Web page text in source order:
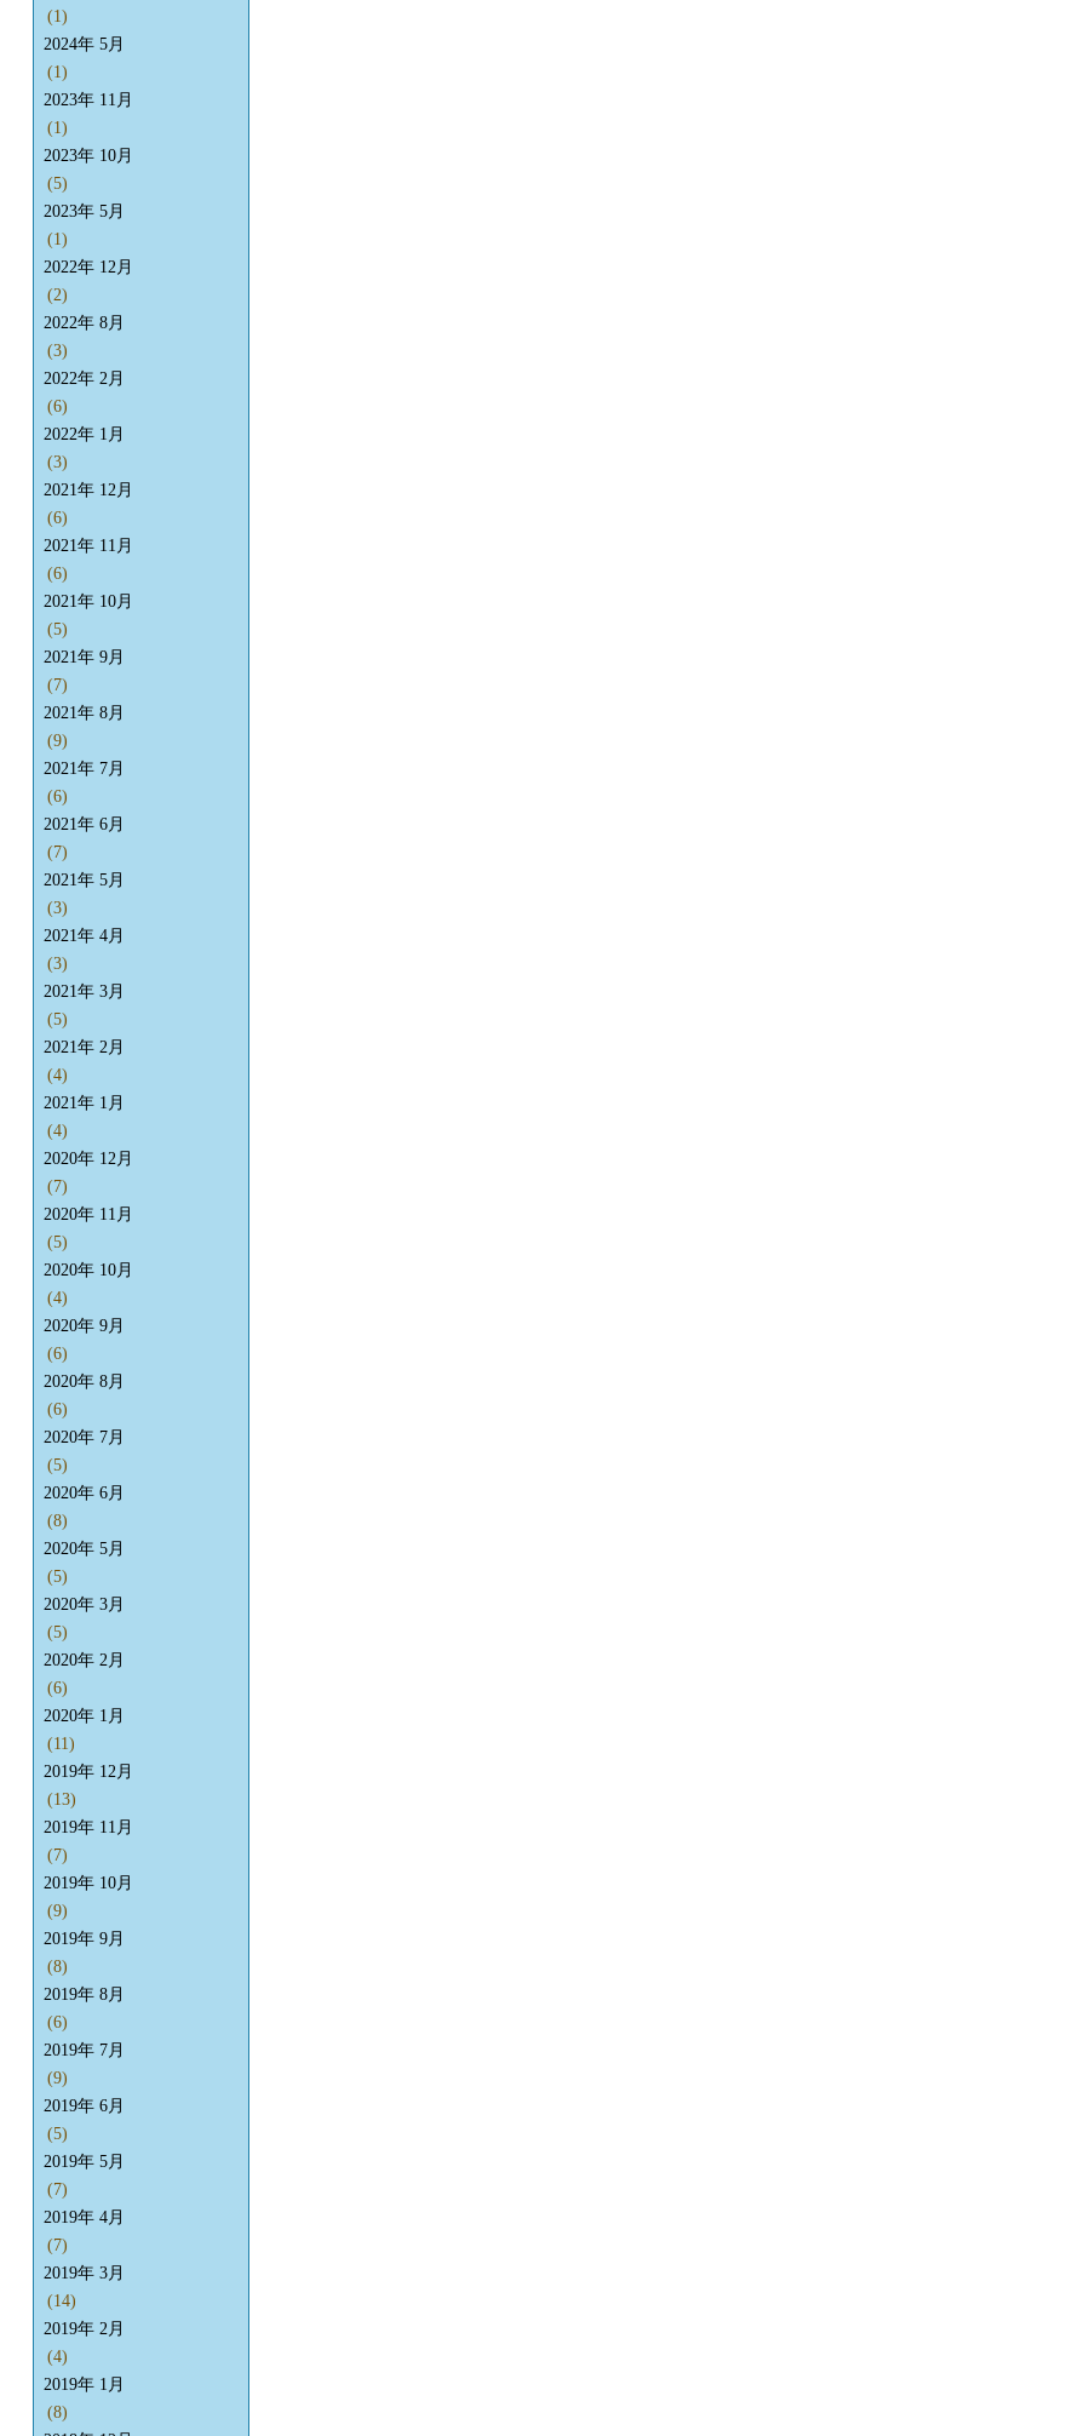
(1)
2024年 5月
(1)
2023年 11月
(1)
2023年 10月
(5)
2023年 5月
(1)
2022年 12月
(2)
2022年 8月
(3)
2022年 2月
(6)
2022年 1月
(3)
2021年 12月
(6)
2021年 11月
(6)
2021年 10月
(5)
2021年 9月
(7)
2021年 8月
(9)
2021年 7月
(6)
2021年 6月
(7)
2021年 5月
(3)
2021年 4月
(3)
2021年 3月
(5)
2021年 2月
(4)
2021年 1月
(4)
2020年 12月
(7)
2020年 11月
(5)
2020年 10月
(4)
2020年 9月
(6)
2020年 8月
(6)
2020年 7月
(5)
2020年 6月
(8)
2020年 5月
(5)
2020年 3月
(5)
2020年 2月
(6)
2020年 1月
(11)
2019年 12月
(13)
2019年 11月
(7)
2019年 10月
(9)
2019年 9月
(8)
2019年 8月
(6)
2019年 7月
(9)
2019年 6月
(5)
2019年 5月
(7)
2019年 4月
(7)
2019年 3月
(14)
2019年 2月
(4)
2019年 1月
(8)